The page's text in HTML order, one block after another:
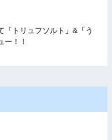
「トリュフソルト」&「う
ー！！